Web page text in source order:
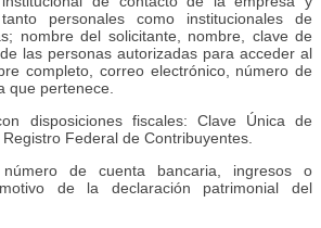
personales como institucionales de
nombre del solicitante, nombre, clave de
las personas autorizadas para acceder al
completo, correo electrónico, número de
que pertenece.
disposiciones fiscales: Clave Única de
Federal de Contribuyentes.
número de cuenta bancaria, ingresos o
de la declaración patrimonial del